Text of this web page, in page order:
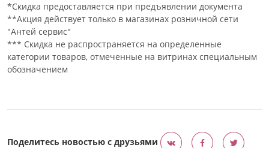
*Скидка предоставляется при предъявлении документа
**Акция действует только в магазинах розничной сети
"Антей сервис"
*** Скидка не распространяется на определенные
категории товаров, отмеченные на витринах специальным
обозначением
Поделитесь новостью с друзьями